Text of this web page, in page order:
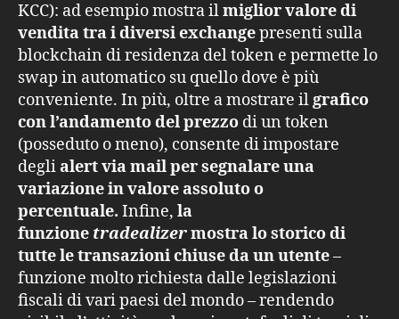
KCC): ad esempio mostra ilmiglior valore di
vendita tra i diversi exchangepresenti sulla
blockchain di residenza del token e permette lo
swap in automatico su quello dove è più
conveniente. In più, oltre a mostrare ilgrafico
con l’andamento del prezzo di un token
(posseduto o meno), consente di impostare
deglialert via mail per segnalare una
variazione in valore assoluto o
percentuale. Infine, la
funzione tradealizermostra lo storico di
tutte le transazioni chiuse da un utente–
funzione molto richiesta dalle legislazioni
fiscali di vari paesi del mondo – rendendo